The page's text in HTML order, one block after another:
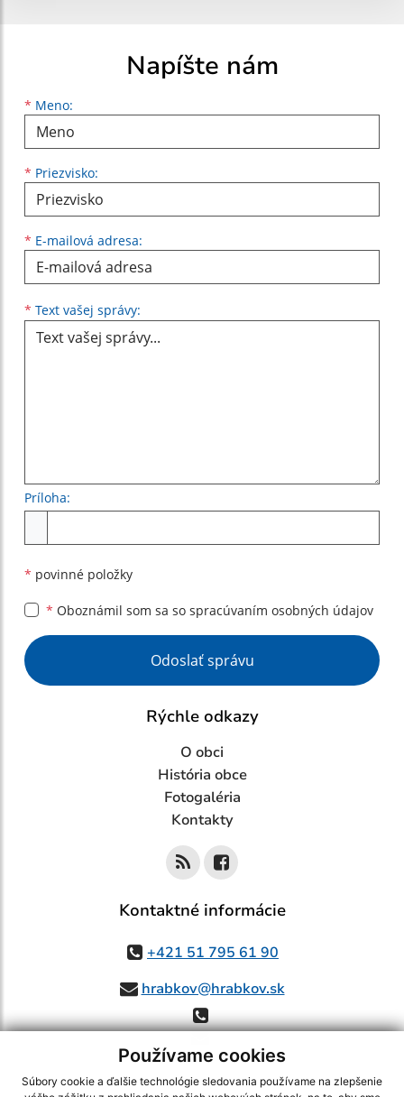
Používame cookies
Súbory cookie a ďalšie technológie sledovania používame na zlepšenie
Napíšte nám
* Meno:
Meno
* Priezvisko:
Priezvisko
* E-mailová adresa:
E-mailová adresa
* Text vašej správy:
Príloha:
* povinné položky
* Oboznámil som sa so spracúvaním osobných údajov
Google reCaptcha Response
Odoslať správu
Rýchle odkazy
O obci
História obce
Fotogaléria
Kontakty
Kontaktné informácie
+421 51 795 61 90
hrabkov@hrabkov.sk